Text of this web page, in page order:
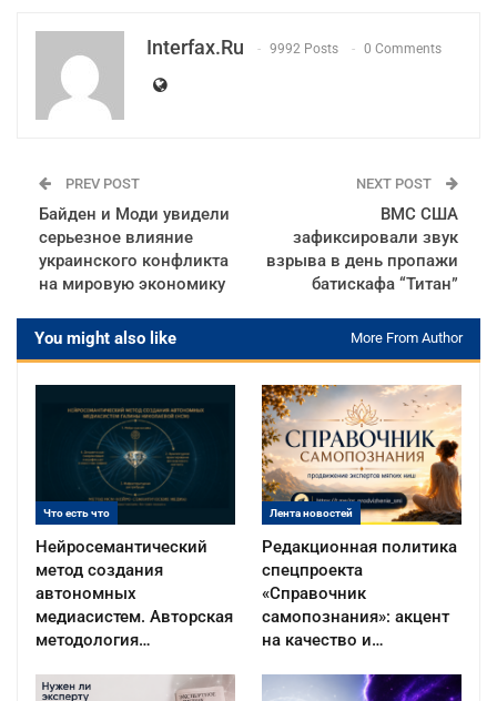
Interfax.ru 9992 Posts 0 Comments
PREV POST
Байден и Моди увидели
серьезное влияние
украинского конфликта
на мировую экономику
NEXT POST
ВМС США
зафиксировали звук
взрыва в день пропажи
батискафа “Титан”
You might also like More From Author
Что есть что
Нейросемантический
метод создания
автономных
медиасистем. Авторская
методология…
Лента новостей
Редакционная политика
спецпроекта
«Справочник
самопознания»: акцент
на качество и…